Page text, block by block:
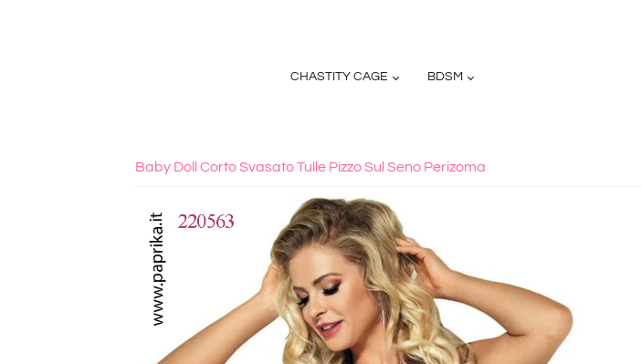
CHASTITY CAGE BDSM
Baby Doll Corto Svasato Tulle Pizzo Sul Seno Perizoma